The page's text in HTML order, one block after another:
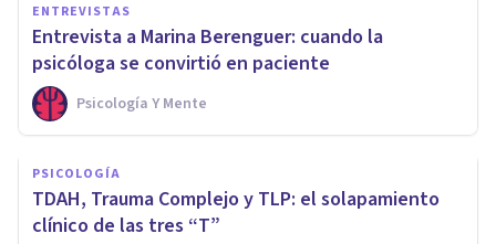
ENTREVISTAS
Entrevista a Marina Berenguer: cuando la
psicóloga se convirtió en paciente
Psicología Y Mente
PSICOLOGÍA
TDAH, Trauma Complejo y TLP: el solapamiento
clínico de las tres “T”